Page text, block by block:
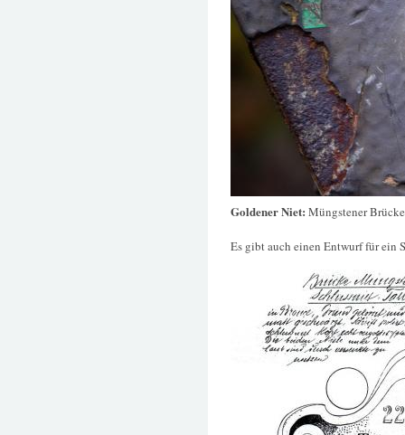
Goldener Niet: Müngstener Brücke
Es gibt auch einen Entwurf für ein